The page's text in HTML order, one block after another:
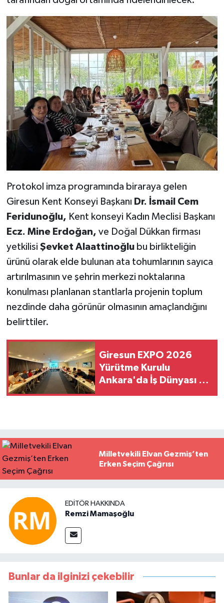
Protokol imza programında biraraya gelen
Giresun Kent Konseyi Başkanı Dr. İsmail Cem
Feridunoğlu, Kent konseyi Kadın Meclisi Başkanı
Ecz. Mine Erdoğan, ve Doğal Dükkan firması
yetkilisi Şevket Alaattinoğlubu birlikteliğin
ürünü olarak elde bulunan ata tohumlarının sayıca
artırılmasının ve şehrin merkezi noktalarına
konulması planlanan stantlarla projenin toplum
nezdinde daha görünür olmasının amaçlandığını
belirttiler.
Giresun EXPO 2026
Yürütme Kurulu
Ankara'da İş Dünyası ve
Milletvekili Elvan Gezmiş’ten
Erken Seçim Çağrısı
EDITÖR HAKKINDA
Remzi Mamaşoğlu
Bunlar da ilginizi çekebilir